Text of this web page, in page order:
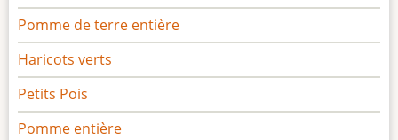
Pomme de terre entière
Haricots verts
Petits Pois
Pomme entière